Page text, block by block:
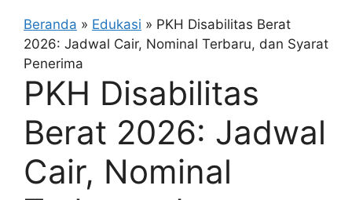
Beranda » Edukasi » PKH Disabilitas Berat
2026: Jadwal Cair, Nominal Terbaru, dan Syarat
Penerima
PKH Disabilitas
Berat 2026: Jadwal
Cair, Nominal